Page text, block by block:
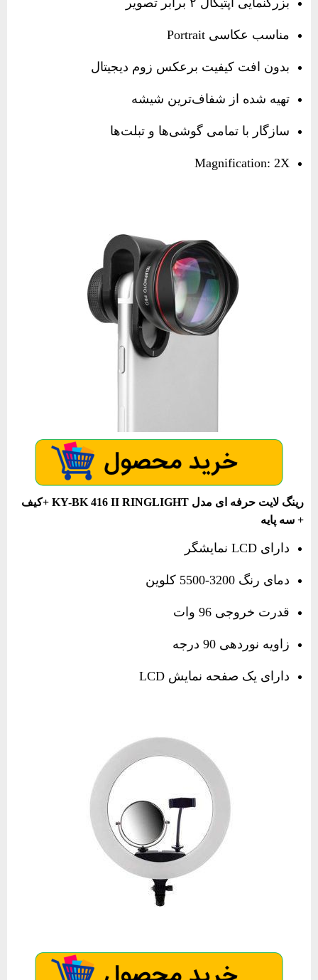
مناسب عکاسی Portrait
بدون افت کیفیت برعکس زوم دیجیتال
تهیه شده از شفاف‌ترین شیشه
سازگار با تمامی گوشی‌ها و تبلت‌ها
Magnification: 2X
رینگ لایت حرفه ای مدل KY-BK 416 II RINGLIGHT +کیف
+ سه پایه
دارای LCD نمایشگر
دمای رنگ 3200-5500 کلوین
قدرت خروجی 96 وات
زاویه نوردهی 90 درجه
دارای یک صفحه نمایش LCD